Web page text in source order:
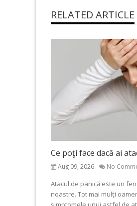
RELATED ARTICLE
Ce poţi face dacă ai
Aug 09, 2026 No
Atacul de panică este un
noastre. Tot mai mulți